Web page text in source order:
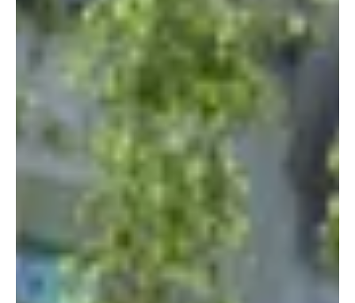
>> Projekt #026
Schlemmergarten -
Gemeinsam ins neue
Gartenjahr 2024
Save the date // Montag, 26. Februar ab 17 Uhr 2024 beginnt das UAB Projekt